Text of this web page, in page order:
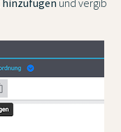
und vergib